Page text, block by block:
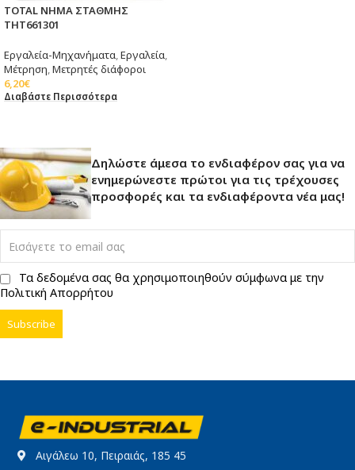
TOTAL ΝΗΜΑ ΣΤΑΘΜΗΣ
THT661301
Εργαλεία-Μηχανήματα,Εργαλεία,
Μέτρηση,Μετρητές διάφοροι
6,20€
Διαβάστε Περισσότερα
Δηλώστε άμεσα το ενδιαφέρον σας για να
ενημερώνεστε πρώτοι για τις τρέχουσες
προσφορές και τα ενδιαφέροντα νέα μας!
Τα δεδομένα σας θα χρησιμοποιηθούν σύμφωνα με την
Πολιτική Απορρήτου
Αιγάλεω 10, Πειραιάς, 185 45